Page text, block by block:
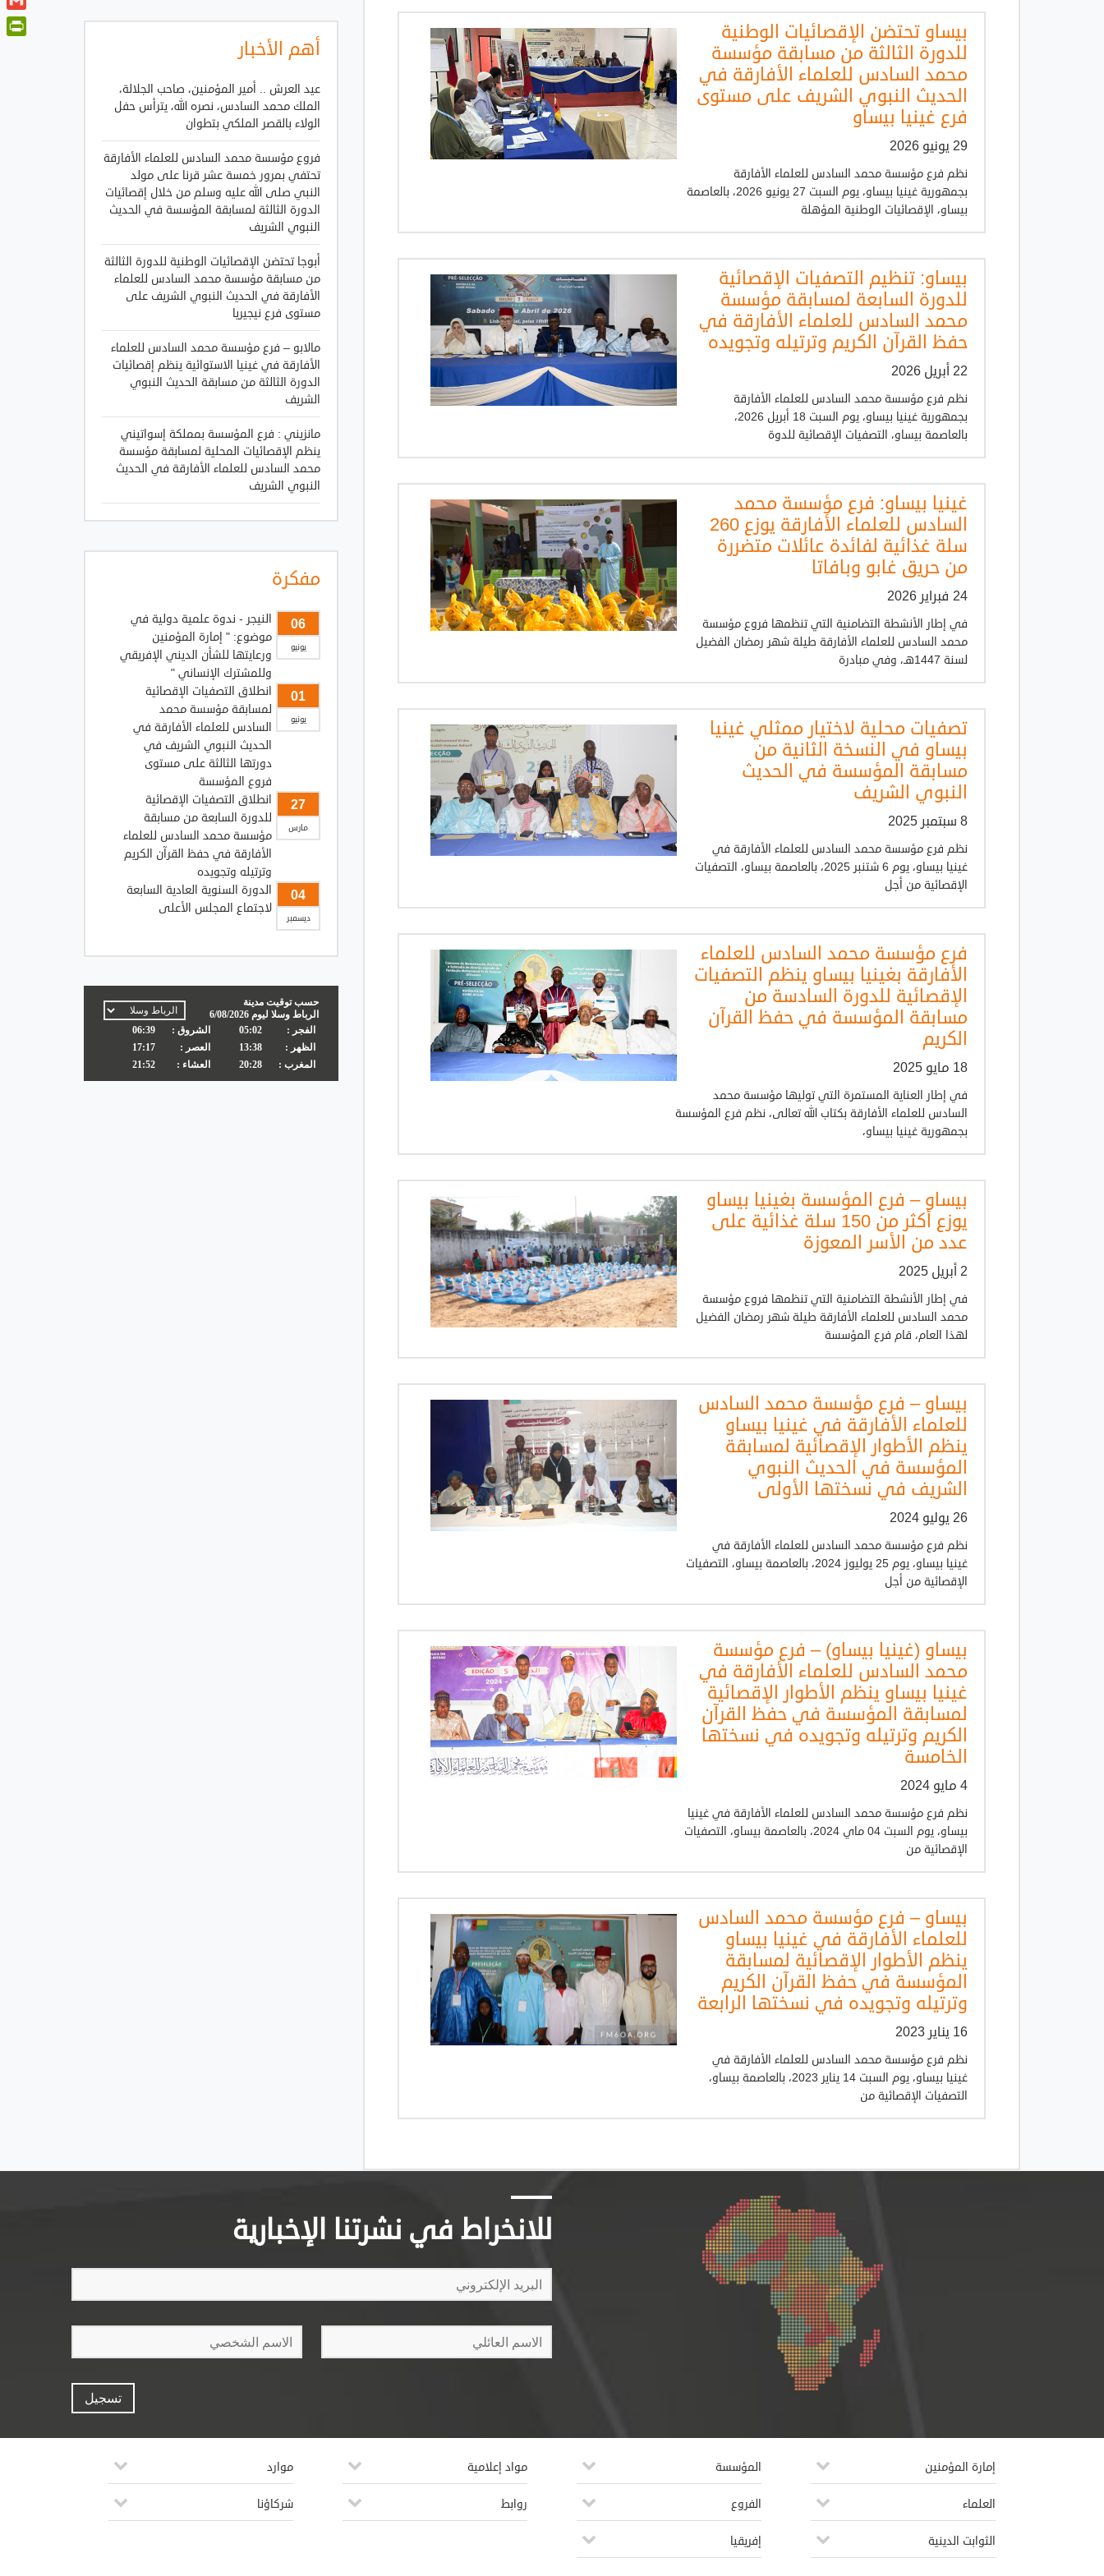
بيساو تحتضن الإقصائيات الوطنية
للدورة الثالثة من مسابقة مؤسسة
محمد السادس للعلماء الأفارقة في
الحديث النبوي الشريف على مستوى
فرع غينيا بيساو
29 يونيو 2026
نظم فرع مؤسسة محمد السادس للعلماء الأفارقة
بجمهورية غينيا بيساو، يوم السبت 27 يونيو 2026، بالعاصمة
بيساو، الإقصائيات الوطنية المؤهلة
بيساو: تنظيم التصفيات الإقصائية
للدورة السابعة لمسابقة مؤسسة
محمد السادس للعلماء الأفارقة في
حفظ القرآن الكريم وترتيله وتجويده
22 أبريل 2026
نظم فرع مؤسسة محمد السادس للعلماء الأفارقة
بجمهورية غينيا بيساو، يوم السبت 18 أبريل 2026،
بالعاصمة بيساو، التصفيات الإقصائية للدوة
غينيا بيساو: فرع مؤسسة محمد
السادس للعلماء الأفارقة يوزع 260
سلة غذائية لفائدة عائلات متضررة
من حريق غابو وبافاتا
24 فبراير 2026
في إطار الأنشطة التضامنية التي تنظمها فروع مؤسسة
محمد السادس للعلماء الأفارقة طيلة شهر رمضان الفضيل
لسنة 1447هـ، وفي مبادرة
تصفيات محلية لاختيار ممثلي غينيا
بيساو في النسخة الثانية من
مسابقة المؤسسة في الحديث
النبوي الشريف
8 سبتمبر 2025
نظم فرع مؤسسة محمد السادس للعلماء الأفارقة في
غينيا بيساو، يوم 6 شتنبر 2025، بالعاصمة بيساو، التصفيات
الإقصائية من أجل
فرع مؤسسة محمد السادس للعلماء
الأفارقة بغينيا بيساو ينظم التصفيات
الإقصائية للدورة السادسة من
مسابقة المؤسسة في حفظ القرآن
الكريم
18 مايو 2025
في إطار العناية المستمرة التي توليها مؤسسة محمد
السادس للعلماء الأفارقة بكتاب الله تعالى، نظم فرع المؤسسة
بجمهورية غينيا بيساو،
بيساو – فرع المؤسسة بغينيا بيساو
يوزع أكثر من 150 سلة غذائية على
عدد من الأسر المعوزة
2 أبريل 2025
في إطار الأنشطة التضامنية التي تنظمها فروع مؤسسة
محمد السادس للعلماء الأفارقة طيلة شهر رمضان الفضيل
لهذا العام، قام فرع المؤسسة
بيساو – فرع مؤسسة محمد السادس
للعلماء الأفارقة في غينيا بيساو
ينظم الأطوار الإقصائية لمسابقة
المؤسسة في الحديث النبوي
الشريف في نسختها الأولى
26 يوليو 2024
نظم فرع مؤسسة محمد السادس للعلماء الأفارقة في
غينيا بيساو، يوم 25 يوليوز 2024، بالعاصمة بيساو، التصفيات
الإقصائية من أجل
بيساو (غينيا بيساو) – فرع مؤسسة
محمد السادس للعلماء الأفارقة في
غينيا بيساو ينظم الأطوار الإقصائية
لمسابقة المؤسسة في حفظ القرآن
الكريم وترتيله وتجويده في نسختها
الخامسة
4 مايو 2024
نظم فرع مؤسسة محمد السادس للعلماء الأفارقة في غينيا
بيساو، يوم السبت 04 ماي 2024، بالعاصمة بيساو، التصفيات
الإقصائية من
بيساو – فرع مؤسسة محمد السادس
للعلماء الأفارقة في غينيا بيساو
ينظم الأطوار الإقصائية لمسابقة
المؤسسة في حفظ القرآن الكريم
وترتيله وتجويده في نسختها الرابعة
16 يناير 2023
نظم فرع مؤسسة محمد السادس للعلماء الأفارقة في
غينيا بيساو، يوم السبت 14 يناير 2023، بالعاصمة بيساو،
التصفيات الإقصائية من
أهم الأخبار
عيد العرش .. أمير المؤمنين، صاحب الجلالة،
الملك محمد السادس، نصره الله، يترأس حفل
الولاء بالقصر الملكي بتطوان
فروع مؤسسة محمد السادس للعلماء الأفارقة
تحتفي بمرور خمسة عشر قرنا على مولد
النبي صلى الله عليه وسلم من خلال إقصائيات
الدورة الثالثة لمسابقة المؤسسة في الحديث
النبوي الشريف
أبوجا تحتضن الإقصائيات الوطنية للدورة الثالثة
من مسابقة مؤسسة محمد السادس للعلماء
الأفارقة في الحديث النبوي الشريف على
مستوى فرع نيجيريا
مالابو – فرع مؤسسة محمد السادس للعلماء
الأفارقة في غينيا الاستوائية ينظم إقصائيات
الدورة الثالثة من مسابقة الحديث النبوي
الشريف
مانزيني : فرع المؤسسة بمملكة إسواتيني
ينظم الإقصائيات المحلية لمسابقة مؤسسة
محمد السادس للعلماء الأفارقة في الحديث
النبوي الشريف
مفكرة
06
يونيو
النيجر - ندوة علمية دولية في
موضوع: " إمارة المؤمنين
ورعايتها للشأن الديني الإفريقي
وللمشترك الإنساني "
01
يونيو
انطلاق التصفيات الإقصائية
لمسابقة مؤسسة محمد
السادس للعلماء الأفارقة في
الحديث النبوي الشريف في
دورتها الثالثة على مستوى
فروع المؤسسة
27
مارس
انطلاق التصفيات الإقصائية
للدورة السابعة من مسابقة
مؤسسة محمد السادس للعلماء
الأفارقة في حفظ القرآن الكريم
وترتيله وتجويده
04
ديسمبر
الدورة السنوية العادية السابعة
لاجتماع المجلس الأعلى
للانخراط في نشرتنا الإخبارية
إمارة المؤمنين
العلماء
الثوابت الدينية
المؤسسة
الفروع
إفريقيا
مواد إعلامية
روابط
موارد
شركاؤنا
o
o
t
e
a
t
i
n
G
m